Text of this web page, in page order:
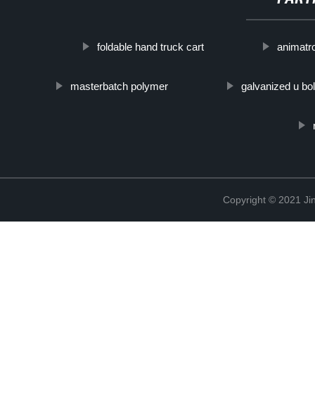
foldable hand truck cart
masterbatch polymer galvanized u
Copyright © 2021